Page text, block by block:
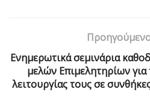
Ενημερωτικά σεμινάρια
μελών Επιμελητηρίων
λειτουργίας τους σε